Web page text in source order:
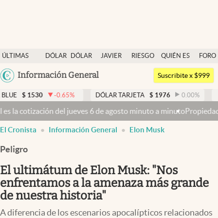
ÚLTIMAS
NOTICIAS
DÓLAR
DÓLAR
JAVIER
RIESGO
QUIÉN ES
QUIÉN
FORO
Argentina
México
USA
Información General
Dólar
Members
Economía y Política
Finanzas y Mercados
Mercados Online
Negocios
Columnistas
Otras secciones
Suscribite x $999
-0.65% DÓLAR TARJETA $ 1976 0.00 % DÓLAR MEP
6 de agosto minuto a minutoPropiedad privada: con cruces y
El Cronista Información General Elon Musk
Peligro
El ultimátum de Elon Musk: "Nos
enfrentamos a la amenaza más grande
de nuestra historia"
A diferencia de los escenarios apocalípticos relacionados